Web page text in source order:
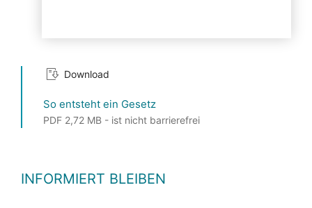
Download
So entsteht ein Gesetz
PDF 2,72 MB - ist nicht barrierefrei
INFORMIERT BLEIBEN